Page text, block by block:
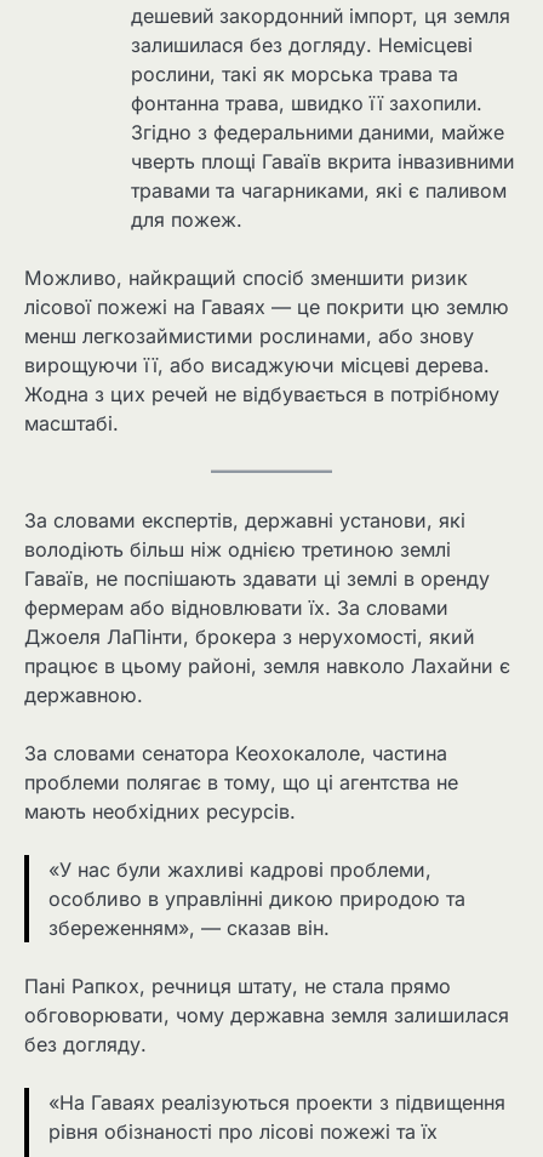
дешевий закордонний імпорт, ця земля
залишилася без догляду. Немісцеві
рослини, такі як морська трава та
фонтанна трава, швидко її захопили.
Згідно з федеральними даними, майже
чверть площі Гаваїв вкрита інвазивними
травами та чагарниками, які є паливом
для пожеж.
Можливо, найкращий спосіб зменшити ризик
лісової пожежі на Гаваях — це покрити цю землю
менш легкозаймистими рослинами, або знову
вирощуючи її, або висаджуючи місцеві дерева.
Жодна з цих речей не відбувається в потрібному
масштабі.
За словами експертів, державні установи, які
володіють більш ніж однією третиною землі
Гаваїв, не поспішають здавати ці землі в оренду
фермерам або відновлювати їх. За словами
Джоеля ЛаПінти, брокера з нерухомості, який
працює в цьому районі, земля навколо Лахайни є
державною.
За словами сенатора Кеохокалоле, частина
проблеми полягає в тому, що ці агентства не
мають необхідних ресурсів.
«У нас були жахливі кадрові проблеми,
особливо в управлінні дикою природою та
збереженням», — сказав він.
Пані Рапкох, речниця штату, не стала прямо
обговорювати, чому державна земля залишилася
без догляду.
«На Гаваях реалізуються проекти з підвищення
рівня обізнаності про лісові пожежі та їх